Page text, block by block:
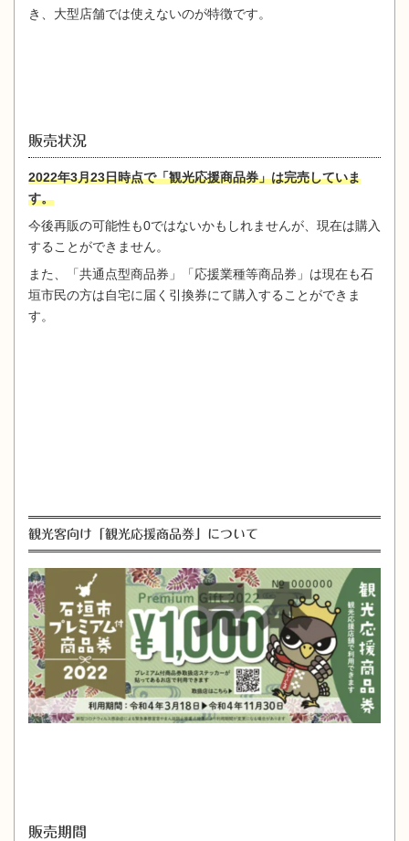
き、大型店舗では使えないのが特徴です。
販売状況
2022年3月23日時点で「観光応援商品券」は完売していま
す。
今後再販の可能性も0ではないかもしれませんが、現在は購入
することができません。
また、「共通点型商品券」「応援業種等商品券」は現在も石
垣市民の方は自宅に届く引換券にて購入することができま
す。
観光客向け「観光応援商品券」について
販売期間